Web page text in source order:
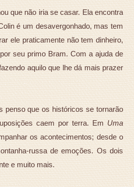
que não iria se casar. Ela encontra
é um desavergonhado, mas tem
ele praticamente não tem dinheiro,
seu primo Bram. Com a ajuda de
aquilo que lhe dá mais prazer
penso que os históricos se tornarão
caem por terra. EmUma
os acontecimentos; desde o
russa de emoções. Os dois
e muito mais.